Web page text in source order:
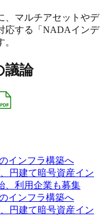
、マルチアセットやデ
応する「NADAインデ
議論
インフラ構築へ
円建て暗号資産イン
、利用企業も募集
インフラ構築へ
円建て暗号資産イン